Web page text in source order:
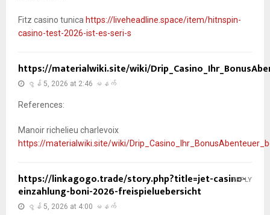
Fitz casino tunica https://liveheadline.space/item/hitnspin-
casino-test-2026-ist-es-seri-s
https://materialwiki.site/wiki/
ဇွန် 5, 2026 at 2:46 မနက်
References:
Manoir richelieu charlevoix
https://materialwiki.site/wiki/
https://linkagogo.trade/story.php?title=jet-casino-
einzahlung-boni-2026-freispieluebersicht
ဇွန် 5, 2026 at 4:00 မနက်
REPLY